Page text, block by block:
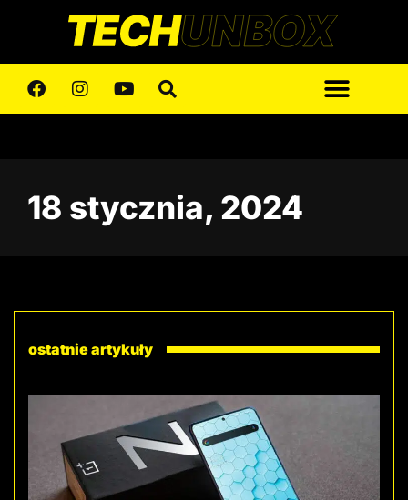
18 stycznia, 2024
ostatnie artykuły